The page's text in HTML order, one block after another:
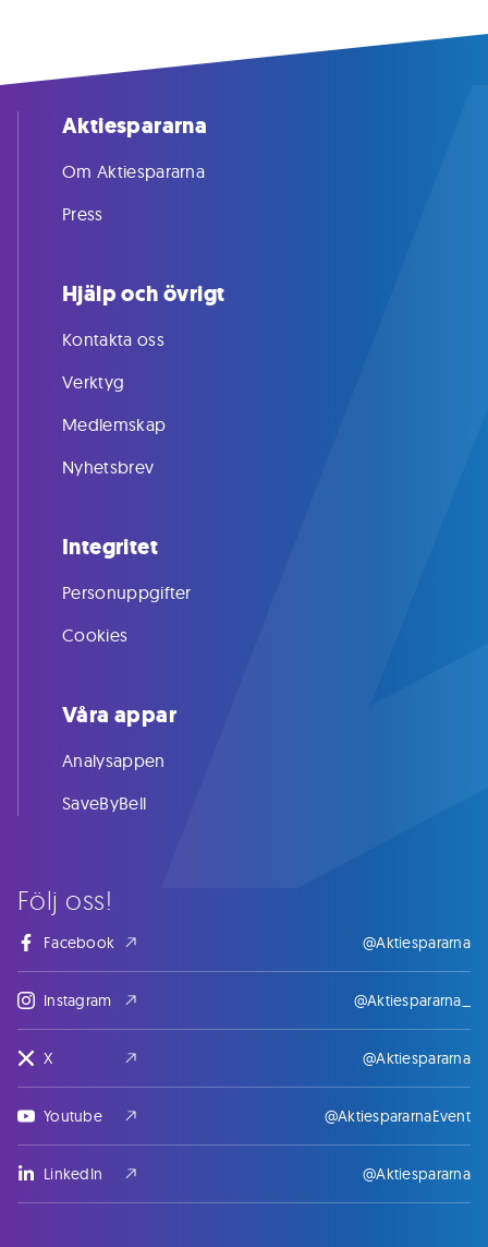
Följ oss!
Facebook @Aktiespararna
Instagram @Aktiespararna_
X @Aktiespararna
Youtube @AktiespararnaEvent
LinkedIn @Aktiespararna
Aktiespararna
Om Aktiespararna
Press
Hjälp och övrigt
Kontakta oss
Verktyg
Medlemskap
Nyhetsbrev
Integritet
Personuppgifter
Cookies
Våra appar
Analysappen
SaveByBell